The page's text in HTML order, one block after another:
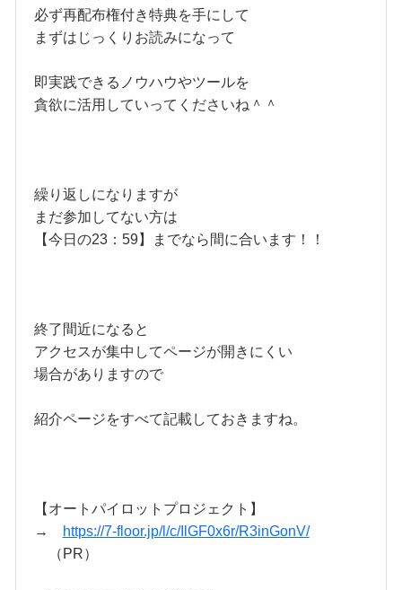
必ず再配布権付き特典を手にして
まずはじっくりお読みになって
即実践できるノウハウやツールを
貪欲に活用していってくださいね＾＾
繰り返しになりますが
まだ参加してない方は
【今日の23：59】までなら間に合います！！
終了間近になると
アクセスが集中してページが開きにくい
場合がありますので
紹介ページをすべて記載しておきますね。
【オートパイロットプロジェクト】
→
https://7-floor.jp/l/c/IlGF0x6r/R3inGonV/
（PR）